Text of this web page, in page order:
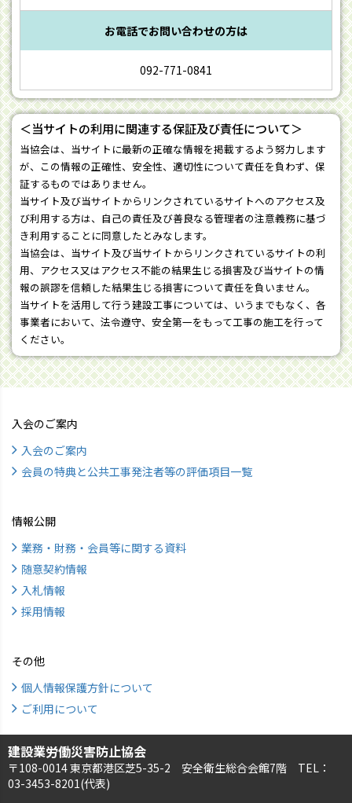
お電話でお問い合わせの方は
092-771-0841
＜当サイトの利用に関連する保証及び責任について＞
当協会は、当サイトに最新の正確な情報を掲載するよう努力します
が、この情報の正確性、安全性、適切性について責任を負わず、保
証するものではありません。
当サイト及び当サイトからリンクされているサイトへのアクセス及
び利用する方は、自己の責任及び善良なる管理者の注意義務に基づ
き利用することに同意したとみなします。
当協会は、当サイト及び当サイトからリンクされているサイトの利
用、アクセス又はアクセス不能の結果生じる損害及び当サイトの情
報の誤謬を信頼した結果生じる損害について責任を負いません。
当サイトを活用して行う建設工事については、いうまでもなく、各
事業者において、法令遵守、安全第一をもって工事の施工を行って
ください。
入会のご案内
入会のご案内
会員の特典と公共工事発注者等の評価項目一覧
情報公開
業務・財務・会員等に関する資料
随意契約情報
入札情報
採用情報
その他
個人情報保護方針について
ご利用について
建設業労働災害防止協会
〒108-0014 東京都港区芝5-35-2 安全衛生総合会館7階 TEL：
03-3453-8201(代表)